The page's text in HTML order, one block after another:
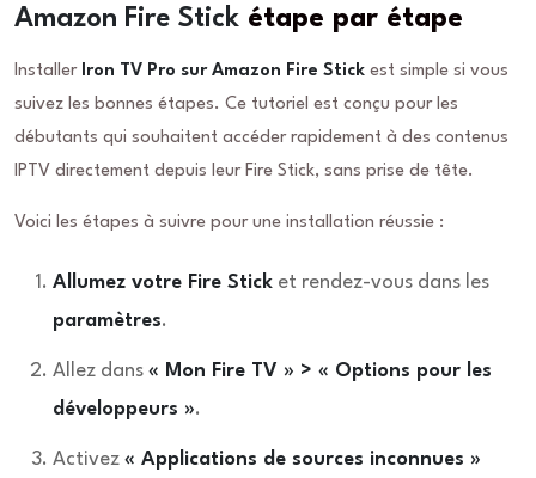
Amazon Fire Stick étape par étape
Installer Iron TV Pro sur Amazon Fire Stick est simple si vous
suivez les bonnes étapes. Ce tutoriel est conçu pour les
débutants qui souhaitent accéder rapidement à des contenus
IPTV directement depuis leur Fire Stick, sans prise de tête.
Voici les étapes à suivre pour une installation réussie :
Allumez votre Fire Stick et rendez-vous dans les
paramètres.
Allez dans « Mon Fire TV » > « Options pour les
développeurs ».
Activez « Applications de sources inconnues »